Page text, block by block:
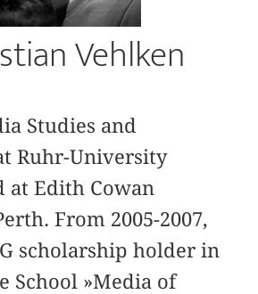
Vehlken
Studies and
Ruhr-University
at Edith Cowan
From 2005-2007,
scholarship holder in
School »Media of